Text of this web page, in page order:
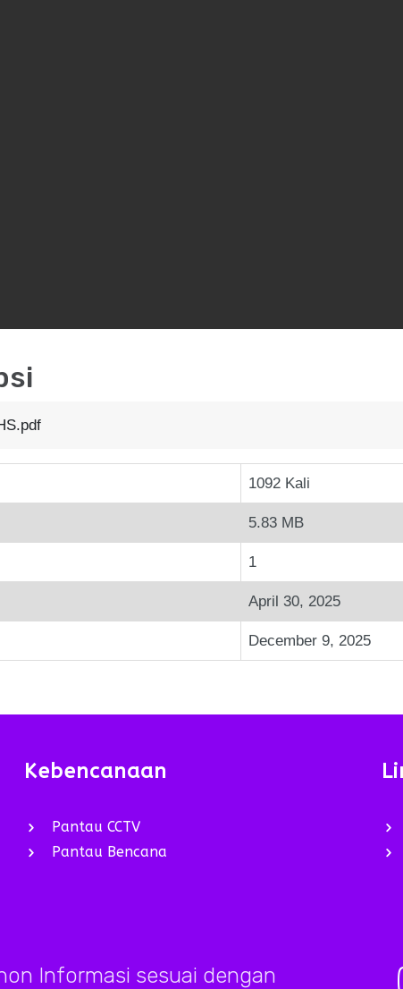
1092 Kali
5.83 MB
1
April 30, 2025
December 9, 2025
Kebencanaan
Pantau CCTV
Pantau Bencana
Informasi sesuai dengan